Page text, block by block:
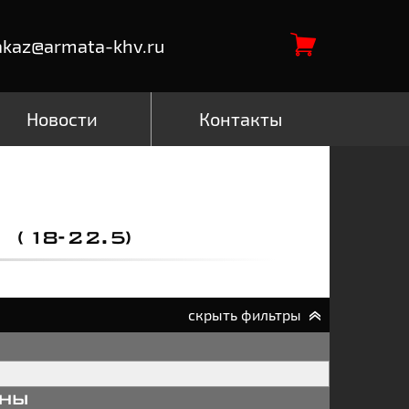
khv.ru
Новости Контакты
22.5)
скрыть фильтры